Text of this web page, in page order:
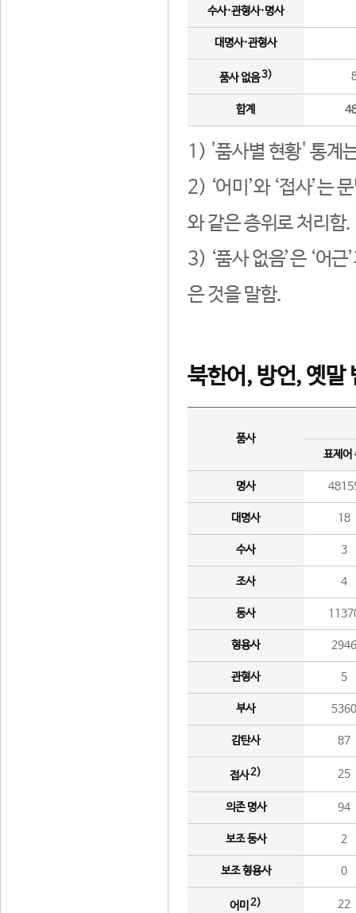
수사·관형사·명사
대명사·관형사
품사 없음3)
합계
1) '품사별 현황' 통계
2) ‘어미’와 ‘접사’는
와 같은 층위로 처리함.
3) ‘품사 없음’은 ‘어
은 것을 말함.
북한어, 방언, 옛말
품사
표제어
명사
대명사 18
수사 3
조사 4
동사
형용사 2946
관형사 5
부사 5360
감탄사 87
접사2) 25
의존 명사 94
보조 동사 2
보조 형용사 0
어미 2) 22